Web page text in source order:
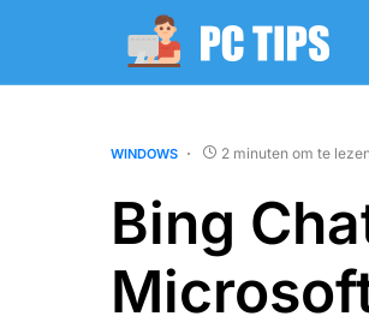
WINDOWS 2 minuten om te lezen
Bing